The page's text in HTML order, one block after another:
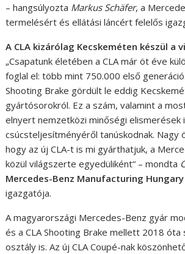
– hangsúlyozta Markus Schäfer, a
termelésért és ellátási láncért felelős
A CLA kizárólag Kecskeméten készül a
„Csapatunk életében a CLA már öt éve
foglal el: több mint 750.000 első
Shooting Brake gördült le eddig
gyártósorokról. Ez a szám, valamint a
elnyert nemzetközi minőségi elismerések
csúcsteljesítményéről tanúskodnak. Nagy
hogy az új CLA-t is mi gyárthatjuk, a
közül világszerte egyedüliként“ – mondta
Mercedes-Benz Manufacturing
igazgatója.
A magyarországi Mercedes-Benz gyár
és a CLA Shooting Brake mellett 2018 óta
osztály is. Az új CLA Coupé-nak